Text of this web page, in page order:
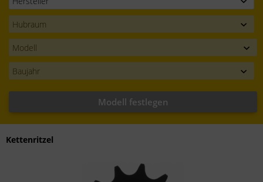
Modell festlegen
Kettenritzel